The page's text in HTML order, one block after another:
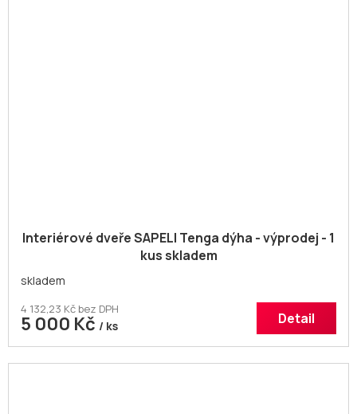
Interiérové dveře SAPELI Tenga dýha - výprodej - 1
kus skladem
skladem
4 132,23 Kč bez DPH
5 000 Kč / ks Detail